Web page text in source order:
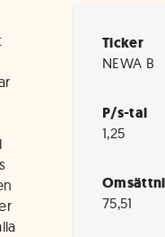
Ticker
NEWA B
P/s-tal
1,25
75,51